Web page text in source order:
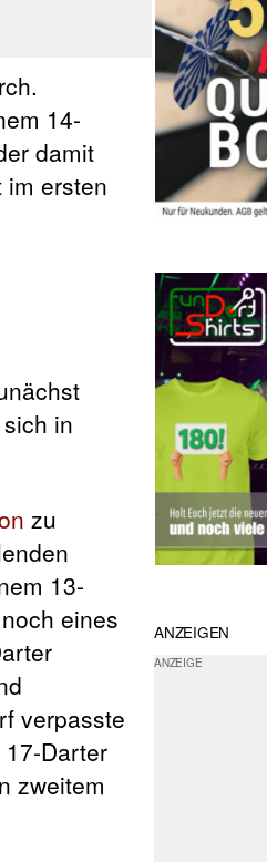
14-
damit
im ersten
in
zu
13-
eines
verpasste
Darter
zweitem
ANZEIGEN